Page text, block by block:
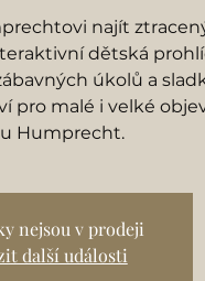
najít
dětská
úkolů a
pro malé i velké
Humprecht.
nejsou v prodeji
další události